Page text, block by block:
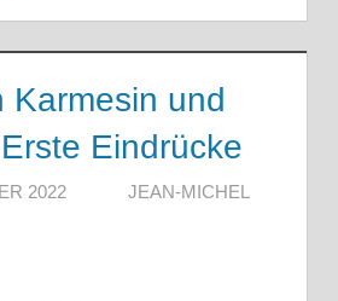
Karmesin und
Eindrücke
2022
JEAN-MICHEL